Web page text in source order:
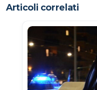
Articoli correlati